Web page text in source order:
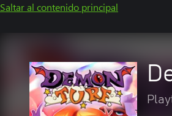
Saltar al contenido principal